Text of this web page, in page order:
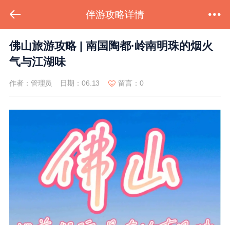
伴游攻略详情
佛山旅游攻略 | 南国陶都·岭南明珠的烟火
气与江湖味
作者：管理员 日期：06.13 留言：0